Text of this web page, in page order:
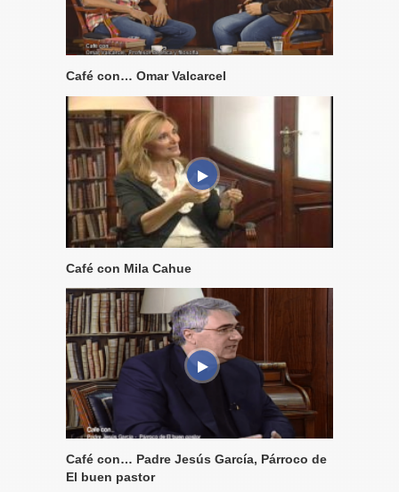
Café con… Omar Valcarcel
Café con Mila Cahue
Café con… Padre Jesús García, Párroco de
El buen pastor